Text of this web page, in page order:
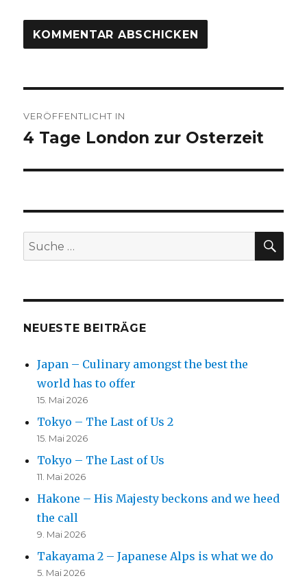
VERÖFFENTLICHT IN
4 Tage London zur Osterzeit
Suche
nach:
NEUESTE BEITRÄGE
Japan – Culinary amongst the best the
world has to offer
15. Mai 2026
Tokyo – The Last of Us 2
15. Mai 2026
Tokyo – The Last of Us
11. Mai 2026
Hakone – His Majesty beckons and we heed
the call
9. Mai 2026
Takayama 2 – Japanese Alps is what we do
5. Mai 2026